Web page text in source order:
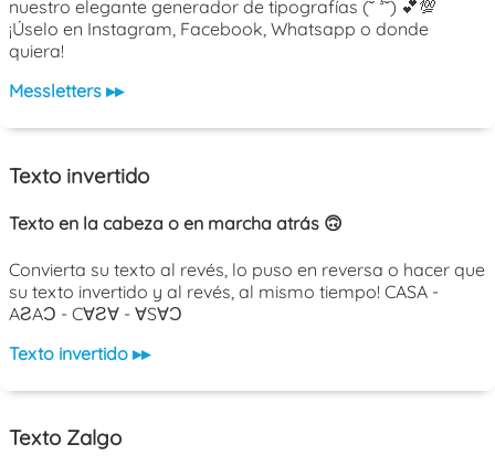
nuestro elegante generador de tipografías (˘ ³˘) 💕💯
¡Úselo en Instagram, Facebook, Whatsapp o donde
quiera!
Messletters ▸▸
Texto invertido
Texto en la cabeza o en marcha atrás 🙃
Convierta su texto al revés, lo puso en reversa o hacer que
su texto invertido y al revés, al mismo tiempo! CASA -
AƧAƆ - C∀Ƨ∀ - ∀S∀Ɔ
Texto invertido ▸▸
Texto Zalgo